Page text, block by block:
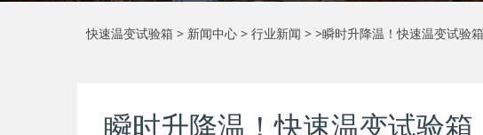
快速温变试验箱 > 新闻中心 > 行业新闻 > >瞬时升降温！快速温变试验
瞬时升降温！快速温变试验